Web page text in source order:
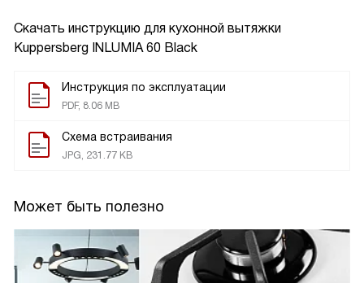
Скачать инструкцию для кухонной вытяжки
Kuppersberg INLUMIA 60 Black
Инструкция по эксплуатации
PDF, 8.06 MB
Схема встраивания
JPG, 231.77 KB
Может быть полезно